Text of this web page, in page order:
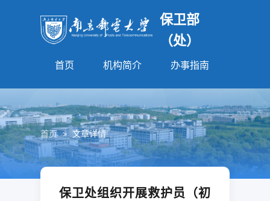
保卫部
（处）
首页 机构简介 办事指南
首页 > 文章详情
保卫处组织开展救护员（初